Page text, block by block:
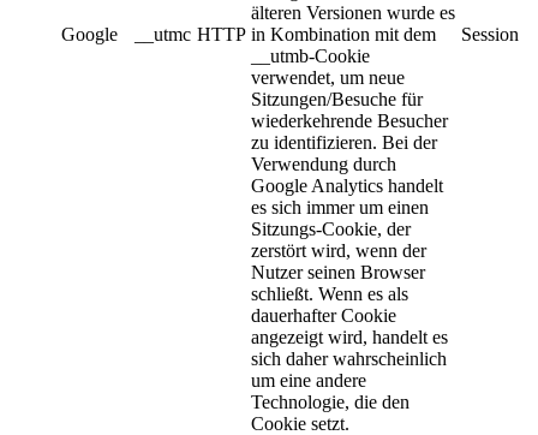
Google __utmc HTTP
älteren Versionen wurde es
in Kombination mit dem
__utmb-Cookie
verwendet, um neue
Sitzungen/Besuche für
wiederkehrende Besucher
zu identifizieren. Bei der
Verwendung durch
Google Analytics handelt
es sich immer um einen
Sitzungs-Cookie, der
zerstört wird, wenn der
Nutzer seinen Browser
schließt. Wenn es als
dauerhafter Cookie
angezeigt wird, handelt es
sich daher wahrscheinlich
um eine andere
Technologie, die den
Cookie setzt.
Session